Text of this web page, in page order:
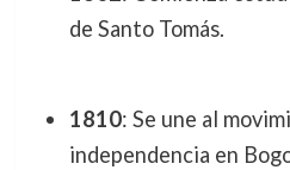
de Santo Tomás.
1810: Se une al
independencia en